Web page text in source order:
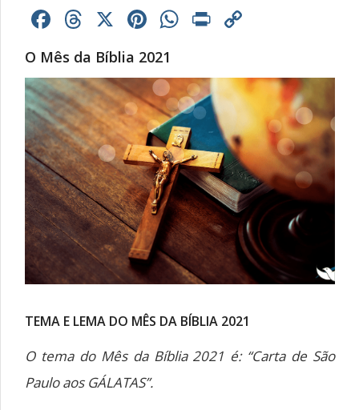
Facebook
Threads
X Pinterest
WhatsApp
Print
O Mês da Bíblia 2021
TEMA E LEMA DO MÊS DA BÍBLIA 2021
O tema do Mês da Bíblia 2021 é: “Carta de São
Paulo aos GÁLATAS”.